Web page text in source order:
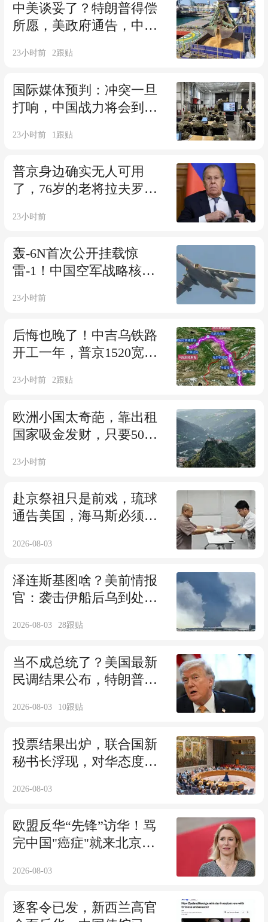
中美谈妥了？特朗普得偿
所愿，美政府通告，中国
23小时前 2跟贴
国际媒体预判：冲突一旦
打响，中国战力将会到达
23小时前 1跟贴
普京身边确实无人可用
了，76岁的老将拉夫罗
23小时前
轰-6N首次公开挂载惊
雷-1！中国空军战略核打
23小时前
后悔也晚了！中吉乌铁路
开工一年，普京1520宽轨
23小时前 2跟贴
欧洲小国太奇葩，靠出租
国家吸金发财，只要50万
23小时前
赴京祭祖只是前戏，琉球
通告美国，海马斯必须撤
2026-08-03
泽连斯基图啥？美前情报
官：袭击伊船后乌到处呼
2026-08-03 28跟贴
当不成总统了？美国最新
民调结果公布，特朗普或
2026-08-03 10跟贴
投票结果出炉，联合国新
秘书长浮现，对华态度曝
2026-08-03
欧盟反华“先锋”访华！骂
完中国"癌症"就来北京，
2026-08-03
逐客令已发，新西兰高官